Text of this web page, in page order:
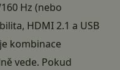
Hz (nebo
HDMI 2.1 a USB
kombinace
vede. Pokud